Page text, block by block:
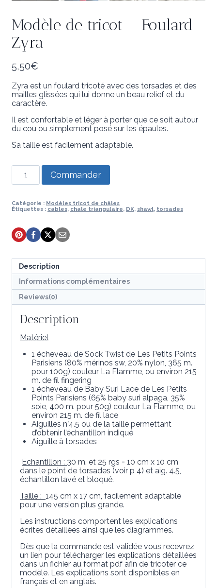
Modèle de tricot – Foulard
Zyra
5,50€
Zyra est un foulard tricoté avec des torsades et des
mailles glissées qui lui donne un beau relief et du
caractère.
Il est confortable et léger à porter que ce soit autour
du cou ou simplement posé sur les épaules.
Sa taille est facilement adaptable.
quantité
Modèle
tricot
-
Zyra
Commander
Catégorie : Modèles tricot de châles
Étiquettes : cables, chale triangulaire, DK, shawl, torsades
Description
Informations complémentaires
Reviews(0)
Description
Matériel
1 écheveau de Sock Twist de Les Petits Points
Parisiens (80% mérinos sw, 20% nylon, 365 m.
pour 100g) couleur La Flamme, ou environ 215
m. de fil fingering
1 écheveau de Baby Suri Lace de Les Petits
Points Parisiens (65% baby suri alpaga, 35%
soie, 400 m. pour 50g) couleur La Flamme, ou
environ 215 m. de fil lace
Aiguilles n°4.5 ou de la taille permettant
d’obtenir l’échantillon indiqué
Aiguille à torsades
Echantillon : 30 m. et 25 rgs = 10 cm x 10 cm
dans le point de torsades (voir p 4) et aig. 4.5,
échantillon lavé et bloqué.
Taille : 145 cm x 17 cm, facilement adaptable
pour une version plus grande.
Les instructions comportent les explications
écrites détaillées ainsi que les diagrammes.
Dès que la commande est validée vous recevrez
un lien pour télécharger les explications détaillées
dans un fichier au format pdf afin de tricoter ce
modèle. Les explications sont disponibles en
français et en anglais.